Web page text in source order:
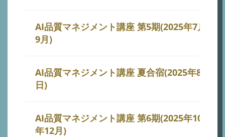
AI品質マネジメント講座 第5期(2025年7月-
9月)
AI品質マネジメント講座 夏合宿(2025年8月1
日)
AI品質マネジメント講座 第6期(2025年10月-
年12月)